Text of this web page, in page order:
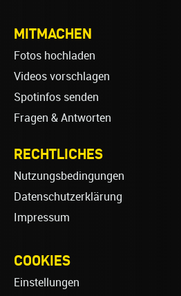
MITMACHEN
Fotos hochladen
Videos vorschlagen
Spotinfos senden
Fragen & Antworten
RECHTLICHES
Nutzungsbedingungen
Datenschutzerklärung
Impressum
COOKIES
Einstellungen